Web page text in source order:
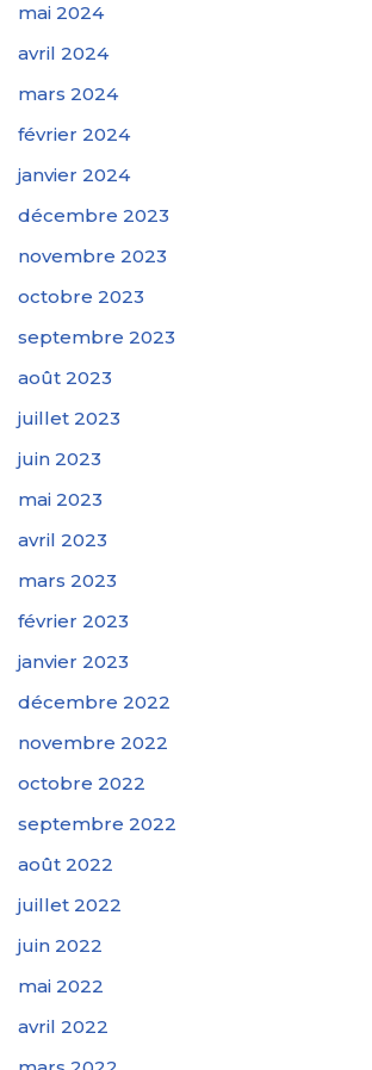
mai 2024
avril 2024
mars 2024
février 2024
janvier 2024
décembre 2023
novembre 2023
octobre 2023
septembre 2023
août 2023
juillet 2023
juin 2023
mai 2023
avril 2023
mars 2023
février 2023
janvier 2023
décembre 2022
novembre 2022
octobre 2022
septembre 2022
août 2022
juillet 2022
juin 2022
mai 2022
avril 2022